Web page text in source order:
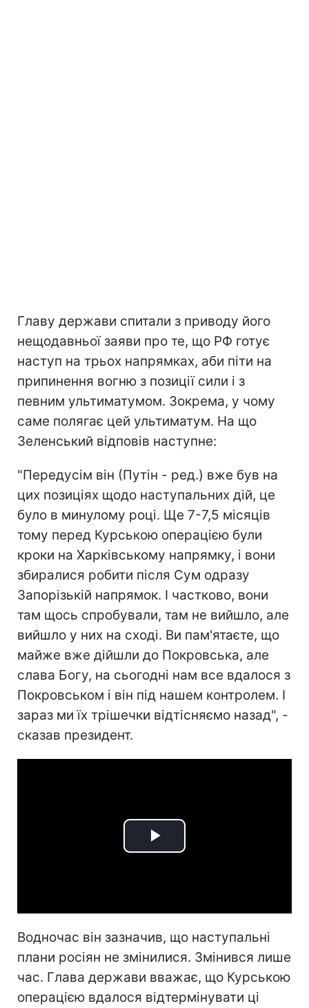
Главу держави спитали з приводу його
нещодавньої заяви про те, що РФ готує
наступ на трьох напрямках, аби піти на
припинення вогню з позиції сили і з
певним ультиматумом. Зокрема, у чому
саме полягає цей ультиматум. На що
Зеленський відповів наступне:
"Передусім він (Путін - ред.) вже був на
цих позиціях щодо наступальних дій, це
було в минулому році. Ще 7-7,5 місяців
тому перед Курською операцією були
кроки на Харківському напрямку, і вони
збиралися робити після Сум одразу
Запорізькій напрямок. І частково, вони
там щось спробували, там не вийшло, але
вийшло у них на сході. Ви пам'ятаєте, що
майже вже дійшли до Покровська, але
слава Богу, на сьогодні нам все вдалося з
Покровськом і він під нашем контролем. І
зараз ми їх трішечки відтісняємо назад", -
сказав президент.
Play
Водночас він зазначив, що наступальні
плани росіян не змінилися. Змінився лише
час. Глава держави вважає, що Курською
операцією вдалося відтермінувати ці